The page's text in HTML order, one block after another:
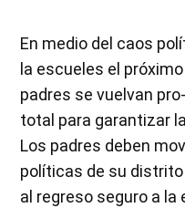
En medio del caos
la escueles el
padres se vuelvan
total para garantizar
Los padres deben
políticas de su
al regreso seguro a